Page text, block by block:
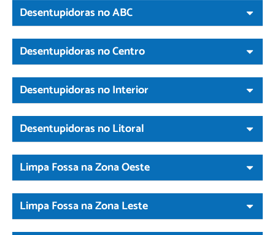
Desentupidoras no ABC
Desentupidoras no Centro
Desentupidoras no Interior
Desentupidoras no Litoral
Limpa Fossa na Zona Oeste
Limpa Fossa na Zona Leste